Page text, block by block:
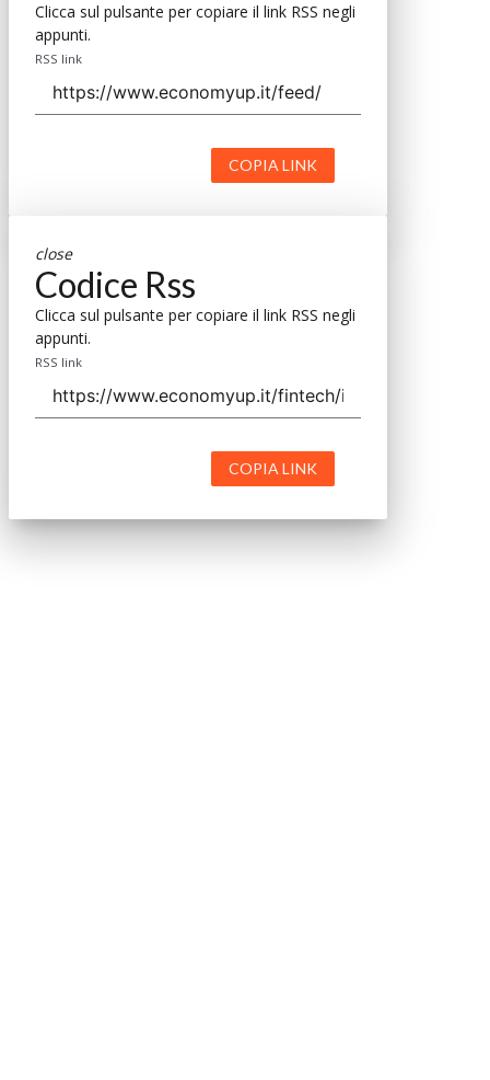
Clicca sul pulsante per copiare il link RSS negli
appunti.
RSS link
COPIA LINK
close
Codice Rss
Clicca sul pulsante per copiare il link RSS negli
appunti.
RSS link
COPIA LINK